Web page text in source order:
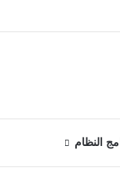
النظام